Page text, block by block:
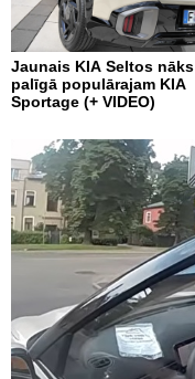
Jaunais KIA Seltos nāks
palīgā populārajam KIA
Sportage (+ VIDEO)